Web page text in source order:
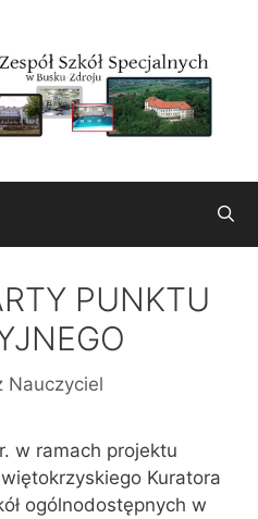
PUNKTU
Nauczyciel
w ramach projektu
Kuratora
ogólnodostępnych w